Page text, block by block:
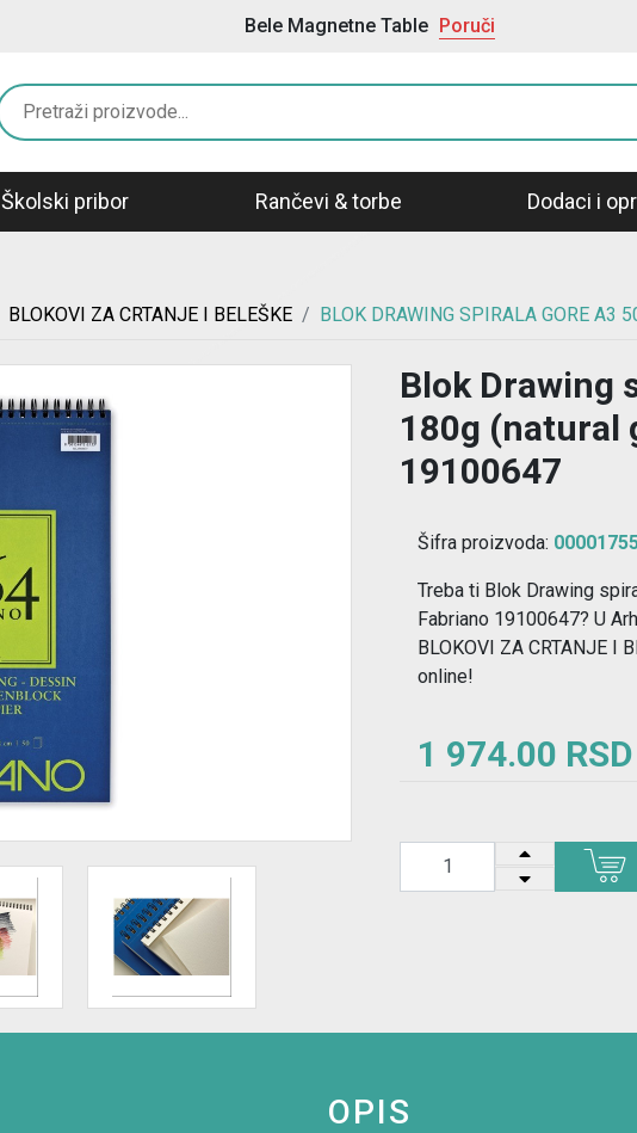
Bele Magnetne Table Poruči
Školski pribor Rančevi & torbe Dodaci i
BLOKOVI ZA CRTANJE I BELEŠKE BLOK DRAWING SPIRALA GORE A3
Blok Drawing
180g (natural
19100647
Šifra proizvoda:
Treba ti Blok Drawing
Fabriano 19100647? U
BLOKOVI ZA CRTANJE I
online!
1 974.00 RSD
OPIS